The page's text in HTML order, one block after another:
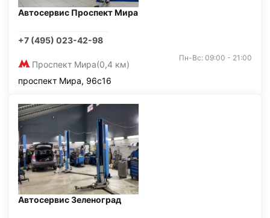
Автосервис Проспект Мира
+7 (495) 023-42-98
Проспект Мира(0,4 км)
Пн-Вс: 09:00 - 21:00
проспект Мира, 96с16
Автосервис Зеленоград